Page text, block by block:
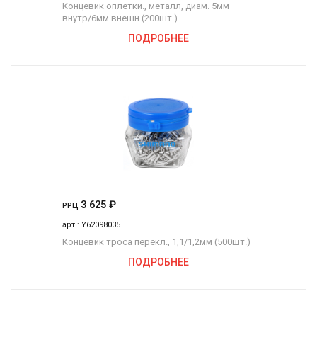
Концевик оплетки., металл, диам. 5мм
внутр/6мм внешн.(200шт.)
ПОДРОБНЕЕ
РРЦ 3 625 ₽
арт.: Y62098035
Концевик троса перекл., 1,1/1,2мм (500шт.)
ПОДРОБНЕЕ